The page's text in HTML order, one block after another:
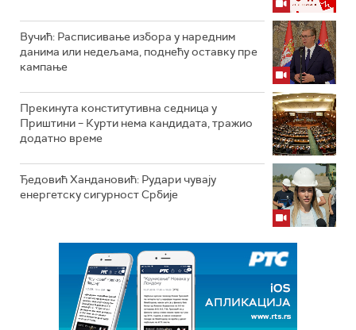
Вучић: Расписивање избора у наредним
данима или недељама, поднећу оставку пре
кампање
Прекинута конститутивна седница у
Приштини – Курти нема кандидата, тражио
додатно време
Ђедовић Хандановић: Рудари чувају
енергетску сигурност Србије